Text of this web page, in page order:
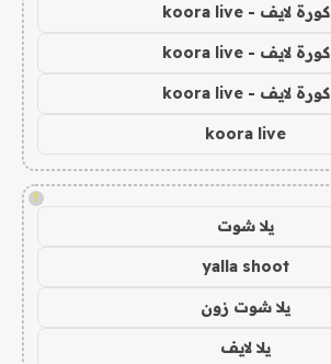
كورة لايف - koora live
كورة لايف - koora live
كورة لايف - koora live
koora live
!
يلا شوت
yalla shoot
يلا شوت زون
يلا لايف